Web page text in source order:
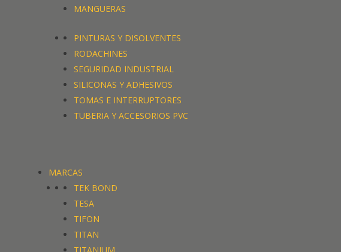
MANGUERAS
PINTURAS Y DISOLVENTES
RODACHINES
SEGURIDAD INDUSTRIAL
SILICONAS Y ADHESIVOS
TOMAS E INTERRUPTORES
TUBERIA Y ACCESORIOS PVC
MARCAS
TEK BOND
TESA
TIFON
TITAN